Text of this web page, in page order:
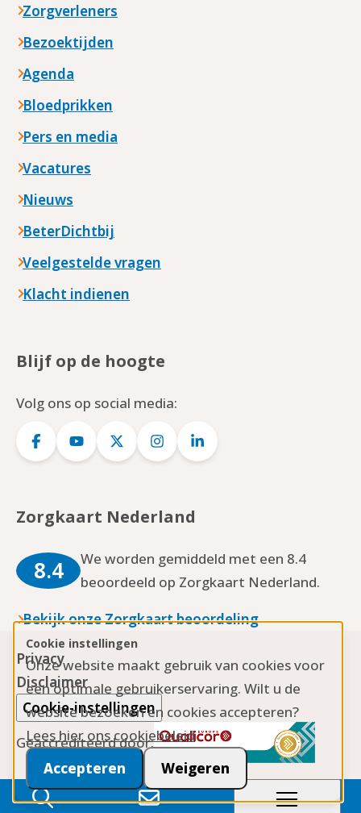
Cookie instellingen
Onze website maakt gebruik van cookies voor
een optimale gebruikerservaring. Wilt u de
website bezoeken en cookies accepteren?
Lees hier ons cookiebeleid
Accepteren
Weigeren
Zorgverleners
Bezoektijden
Agenda
Bloedprikken
Pers en media
Vacatures
Nieuws
BeterDichtbij
Veelgestelde vragen
Klacht indienen
Blijf op de hoogte
Volg ons op social media:
Logo
Logo
Logo
Logo
Logo
Zorgkaart Nederland
8.4
We worden gemiddeld met een 8.4
beoordeeld op Zorgkaart Nederland.
Bekijk onze Zorgkaart beoordeling
Privacy
Disclaimer
Cookie-instellingen
Geaccrediteerd door: